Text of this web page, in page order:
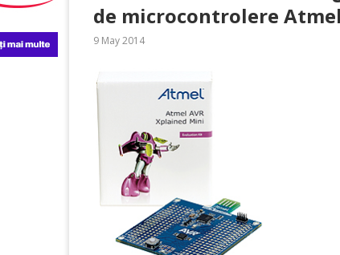
de microcontrolere
9 May 2014